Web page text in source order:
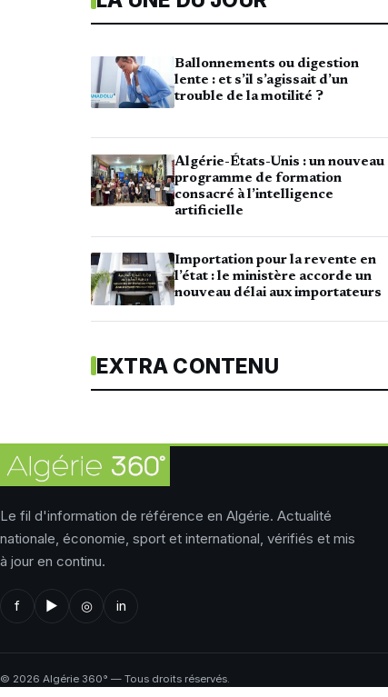
Ballonnements ou digestion
lente : et s’il s’agissait d’un
trouble de la motilité ?
Algérie-États-Unis : un nouveau
programme de formation
consacré à l’intelligence
artificielle
Importation pour la revente en
l’état : le ministère accorde un
nouveau délai aux importateurs
EXTRA CONTENU
Le fil d'information de référence en Algérie. Actualité
nationale, économie, sport et international, vérifiés et mis
à jour en continu.
f ▶ ◎ in
© 2026 Algérie 360° — Tous droits réservés.